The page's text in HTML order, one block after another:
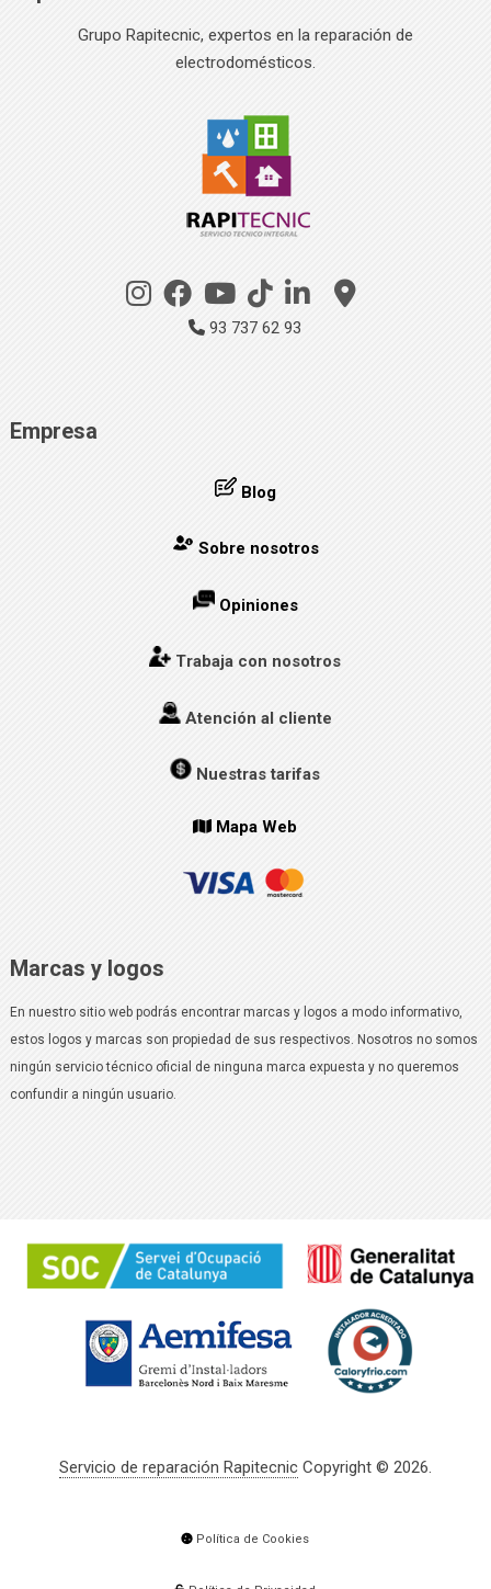
Grupo Rapitecnic, expertos en la reparación de
electrodomésticos.
93 737 62 93
Empresa
Blog
Sobre nosotros
Opiniones
Trabaja con nosotros
Atención al cliente
Nuestras tarifas
Mapa Web
Marcas y logos
En nuestro sitio web podrás encontrar marcas y logos a modo informativo,
estos logos y marcas son propiedad de sus respectivos. Nosotros no somos
ningún servicio técnico oficial de ninguna marca expuesta y no queremos
confundir a ningún usuario.
Servicio de reparación RapitecnicCopyright © 2026.
Política de Cookies